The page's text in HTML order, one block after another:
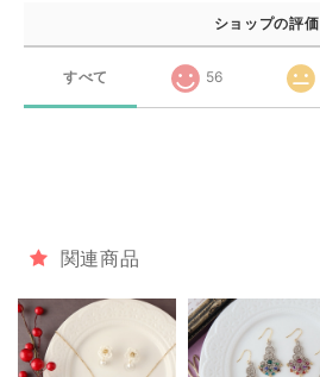
ショップの評価
すべて 56
関連商品